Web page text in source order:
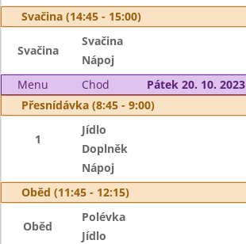
Svačina (14:45 - 15:00)
Svačina
Svačina
Nápoj
Menu
Chod
Pátek 20. 10. 2023
Přesnídávka (8:45 - 9:00)
1
Jídlo
Doplněk
Nápoj
Oběd (11:45 - 12:15)
Oběd
Polévka
Jídlo